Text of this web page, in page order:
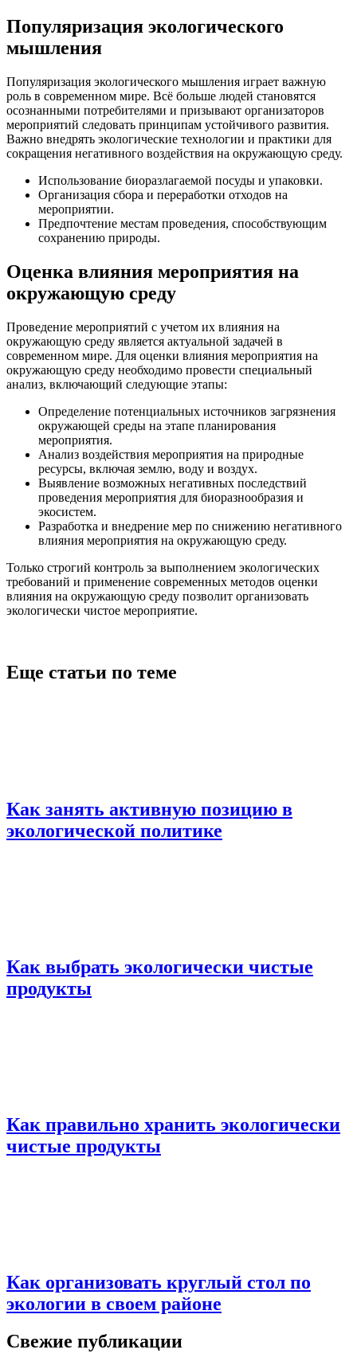
Популяризация экологического
мышления
Популяризация экологического мышления играет важную
роль в современном мире. Всё больше людей становятся
осознанными потребителями и призывают организаторов
мероприятий следовать принципам устойчивого развития.
Важно внедрять экологические технологии и практики для
сокращения негативного воздействия на окружающую среду.
Использование биоразлагаемой посуды и упаковки.
Организация сбора и переработки отходов на
мероприятии.
Предпочтение местам проведения, способствующим
сохранению природы.
Оценка влияния мероприятия на
окружающую среду
Проведение мероприятий с учетом их влияния на
окружающую среду является актуальной задачей в
современном мире. Для оценки влияния мероприятия на
окружающую среду необходимо провести специальный
анализ, включающий следующие этапы:
Определение потенциальных источников загрязнения
окружающей среды на этапе планирования
мероприятия.
Анализ воздействия мероприятия на природные
ресурсы, включая землю, воду и воздух.
Выявление возможных негативных последствий
проведения мероприятия для биоразнообразия и
экосистем.
Разработка и внедрение мер по снижению негативного
влияния мероприятия на окружающую среду.
Только строгий контроль за выполнением экологических
требований и применение современных методов оценки
влияния на окружающую среду позволит организовать
экологически чистое мероприятие.
Еще статьи по теме
Как занять активную позицию в
экологической политике
Как выбрать экологически чистые
продукты
Как правильно хранить экологически
чистые продукты
Как организовать круглый стол по
экологии в своем районе
Свежие публикации